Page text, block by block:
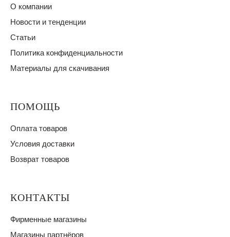
О компании
Новости и тенденции
Статьи
Политика конфиденциальности
Материалы для скачивания
ПОМОЩЬ
Оплата товаров
Условия доставки
Возврат товаров
КОНТАКТЫ
Фирменные магазины
Магазины партнёров